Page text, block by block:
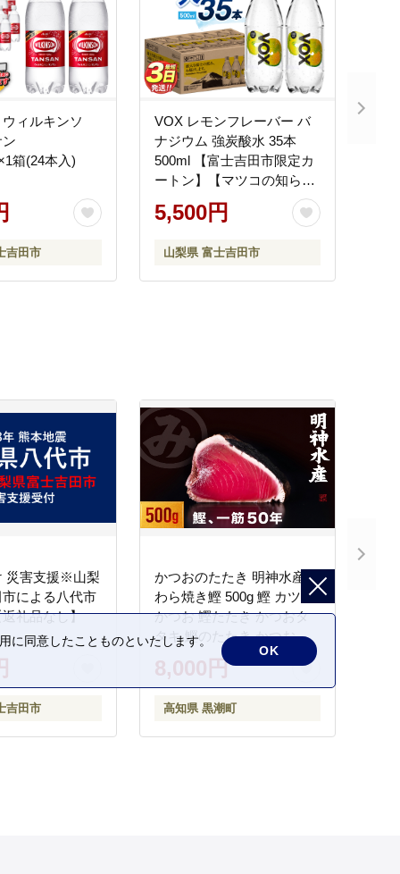
ィルキンソ
ン
箱(24本入)
吉田市
VOX レモンフレーバー バ
ナジウム 強炭酸水 35本
500ml 【富士吉田市限定カ
ートン】【マツコの知らな
5,500円
山梨県 富士吉田市
災害支援※山梨
による八代市
礼品なし】
吉田市
かつおのたたき 明神水産
わら焼き鰹 500g 鰹 カツオ
かつお 鰹たたき かつおタ
タキ 鰹のたたき かつおの
タタキ 藁焼き わら焼き 魚
さかな 海鮮 刺身 お刺身 冷
ご当地 本場 高知 黒潮町 ギ
フト 贈答品 人気 返礼品 ふ
8,000円
高知県 黒潮町
同意したことものといたします。
OK